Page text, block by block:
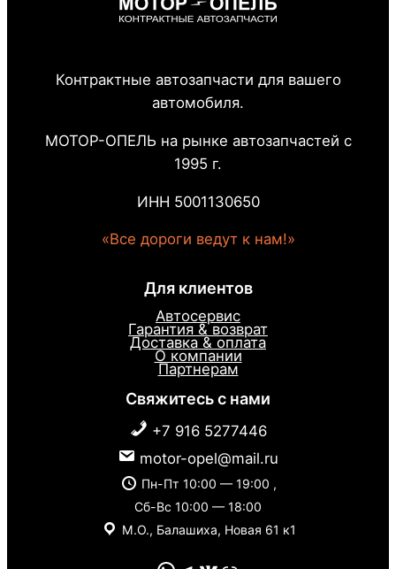
Контрактные автозапчасти для вашего
автомобиля.
МОТОР-ОПЕЛЬ на рынке автозапчастей с
1995 г.
ИНН 5001130650
«Все дороги ведут к нам!»
Для клиентов
Автосервис
Гарантия & возврат
Доставка & оплата
О компании
Партнерам
Свяжитесь с нами
+7 916 5277446
motor-opel@mail.ru
Пн-Пт 10:00 — 19:00 ,
Сб-Вс 10:00 — 18:00
М.О., Балашиха, Новая 61 к1